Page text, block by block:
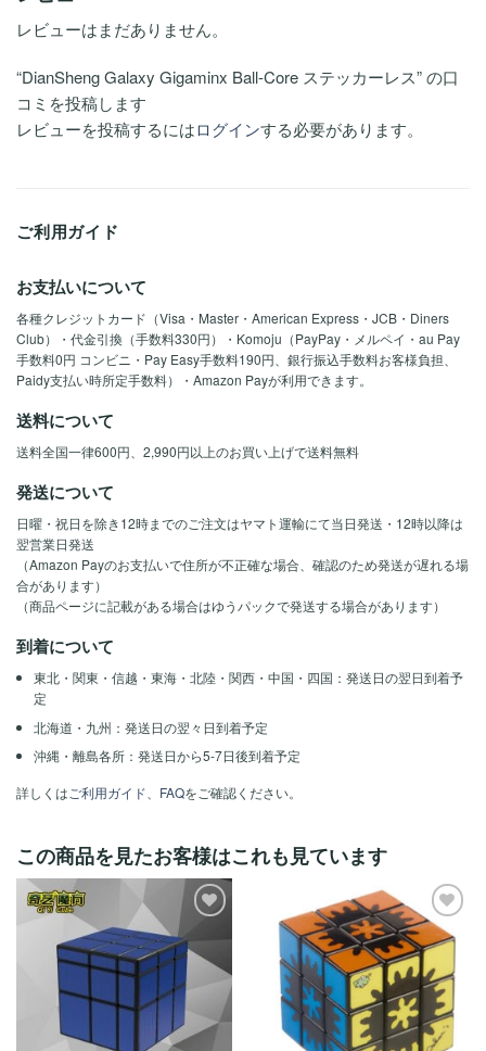
レビューはまだありません。
“DianSheng Galaxy Gigaminx Ball-Core ステッカーレス” の口
コミを投稿します
レビューを投稿するにはログインする必要があります。
ご利用ガイド
お支払いについて
各種クレジットカード（Visa・Master・American Express・JCB・Diners
Club）・代金引換（手数料330円）・Komoju（PayPay・メルペイ・au Pay
手数料0円 コンビニ・Pay Easy手数料190円、銀行振込手数料お客様負担、
Paidy支払い時所定手数料）・Amazon Payが利用できます。
送料について
送料全国一律600円、2,990円以上のお買い上げで送料無料
発送について
日曜・祝日を除き12時までのご注文はヤマト運輸にて当日発送・12時以降は
翌営業日発送
（Amazon Payのお支払いで住所が不正確な場合、確認のため発送が遅れる場
合があります）
（商品ページに記載がある場合はゆうパックで発送する場合があります）
到着について
東北・関東・信越・東海・北陸・関西・中国・四国：発送日の翌日到着予
定
北海道・九州：発送日の翌々日到着予定
沖縄・離島各所：発送日から5-7日後到着予定
詳しくはご利用ガイド FAQをご確認ください。
この商品を見たお客様はこれも見ています
ほし
い！